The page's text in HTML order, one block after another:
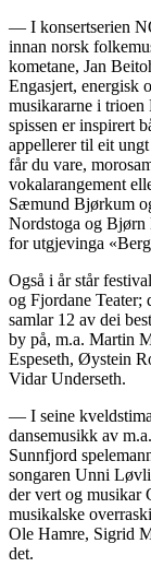
— I konsertserien
innan norsk
kometane, Jan
Engasjert, energisk
musikararne i trioen
spissen er inspirert
appellerer til eit
får du vare,
vokalarangement
Sæmund Bjørkum
Nordstoga og Bjørn
for utgjevinga
Også i år står
og Fjordane Teater;
samlar 12 av dei
by på, m.a. Martin
Espeseth, Øystein
Vidar Underseth.
— I seine
dansemusikk av
Sunnfjord
songaren Unni
der vert og musikar
musikalske
Ole Hamre, Sigrid
det.